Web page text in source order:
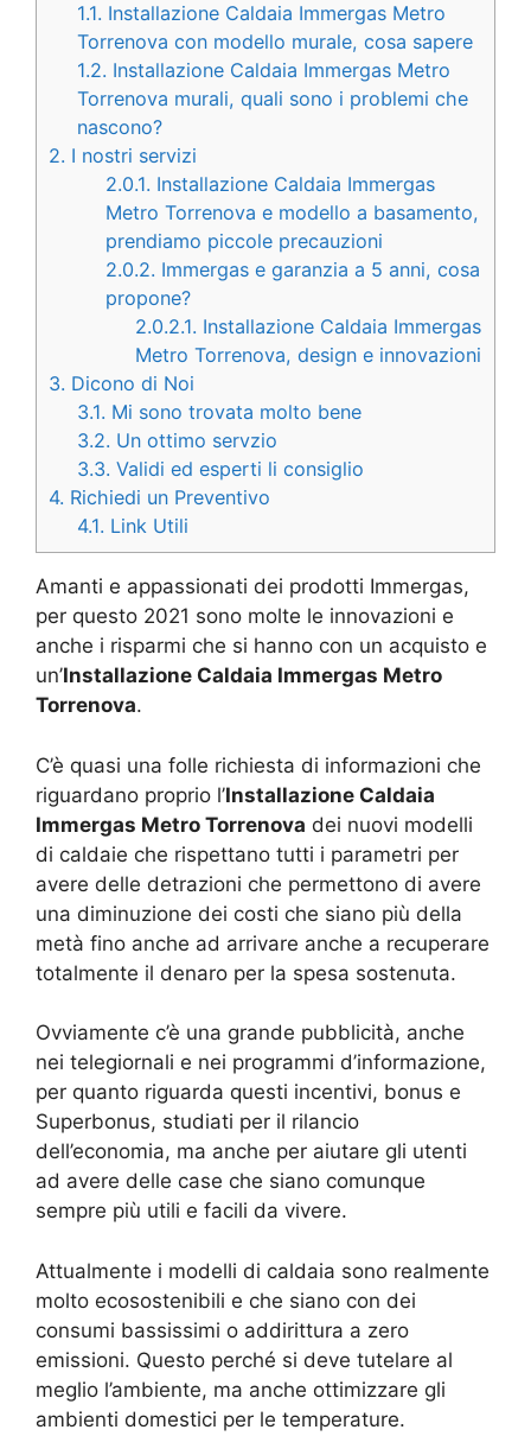
1.1. Installazione Caldaia Immergas Metro
Torrenova con modello murale, cosa sapere
1.2. Installazione Caldaia Immergas Metro
Torrenova murali, quali sono i problemi che
nascono?
2. I nostri servizi
2.0.1. Installazione Caldaia Immergas
Metro Torrenova e modello a basamento,
prendiamo piccole precauzioni
2.0.2. Immergas e garanzia a 5 anni, cosa
propone?
2.0.2.1. Installazione Caldaia Immergas
Metro Torrenova, design e innovazioni
3. Dicono di Noi
3.1. Mi sono trovata molto bene
3.2. Un ottimo servzio
3.3. Validi ed esperti li consiglio
4. Richiedi un Preventivo
4.1. Link Utili
Amanti e appassionati dei prodotti Immergas,
per questo 2021 sono molte le innovazioni e
anche i risparmi che si hanno con un acquisto e
un’Installazione Caldaia Immergas Metro
Torrenova.
C’è quasi una folle richiesta di informazioni che
riguardano proprio l’Installazione Caldaia
Immergas Metro Torrenova dei nuovi modelli
di caldaie che rispettano tutti i parametri per
avere delle detrazioni che permettono di avere
una diminuzione dei costi che siano più della
metà fino anche ad arrivare anche a recuperare
totalmente il denaro per la spesa sostenuta.
Ovviamente c’è una grande pubblicità, anche
nei telegiornali e nei programmi d’informazione,
per quanto riguarda questi incentivi, bonus e
Superbonus, studiati per il rilancio
dell’economia, ma anche per aiutare gli utenti
ad avere delle case che siano comunque
sempre più utili e facili da vivere.
Attualmente i modelli di caldaia sono realmente
molto ecosostenibili e che siano con dei
consumi bassissimi o addirittura a zero
emissioni. Questo perché si deve tutelare al
meglio l’ambiente, ma anche ottimizzare gli
ambienti domestici per le temperature.